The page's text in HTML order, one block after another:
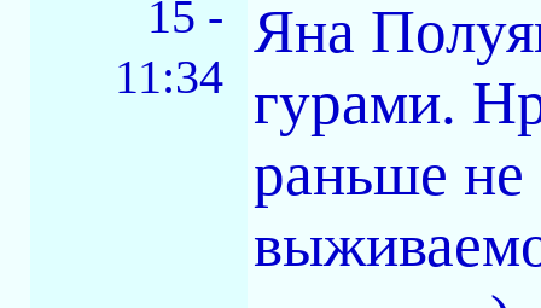
15 -
11:34
Яна
гурами.
раньше не